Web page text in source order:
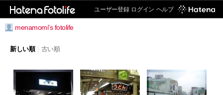
ユーザー登録 ログイン ヘルプ
menamomi's fotolife
新しい順 古い順